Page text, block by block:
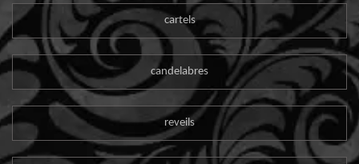
cartels
candelabres
reveils